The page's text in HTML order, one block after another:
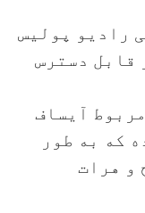
رادیو پولیس
قابل دسترس
مربوط آیساف
که به طور
و هرات